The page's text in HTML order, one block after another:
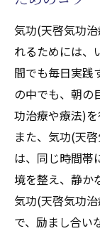
気功(天啓気功
れるためには、
間でも毎日実践
の中でも、朝の
功治療や療法)を
また、気功(天
は、同じ時間帯
境を整え、静か
気功(天啓気功
で、励まし合い